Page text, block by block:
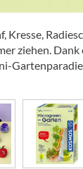
Kresse,
ziehen.